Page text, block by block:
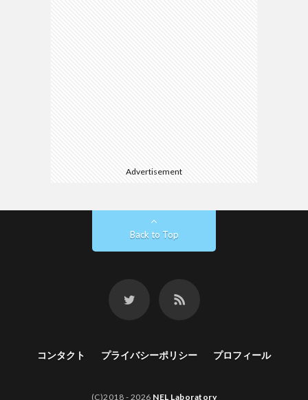
Advertisement
Back to Top
コンタクト プライバシーポリシー プロフィール
(C)2018 - 2026 NEL Laboratory